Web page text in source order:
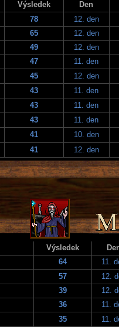
Výsledek
Den
78
12. den
65
12. den
49
12. den
47
11. den
45
12. den
43
11. den
43
11. den
43
11. den
41
10. den
41 12. den
Výsledek
64
11.
57
12.
39
12.
36
11.
35
11.